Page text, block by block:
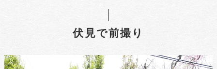
伏見で前撮り